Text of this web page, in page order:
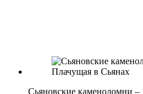
Сьяновские каменоломни